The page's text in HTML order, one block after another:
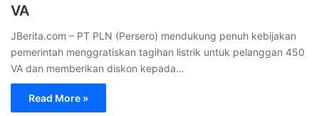
VA
JBerita.com – PT PLN (Persero) mendukung penuh kebijakan
pemerintah menggratiskan tagihan listrik untuk pelanggan 450
VA dan memberikan diskon kepada…
Read More »